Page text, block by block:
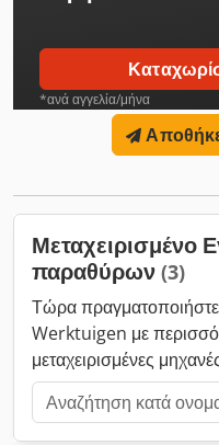
μεταφορά. Είχε
ποτέ σε λειτουργία."
*ανά αγγελία/μήνα
Μεταχειρισμένο
παραθύρων (3)
Τώρα
Werktuigen με
μεταχειρισμένες